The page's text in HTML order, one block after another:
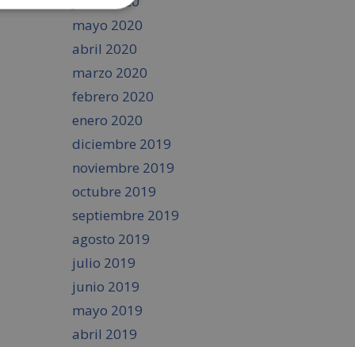
mayo 2020
abril 2020
marzo 2020
febrero 2020
enero 2020
diciembre 2019
noviembre 2019
octubre 2019
septiembre 2019
agosto 2019
julio 2019
junio 2019
mayo 2019
abril 2019